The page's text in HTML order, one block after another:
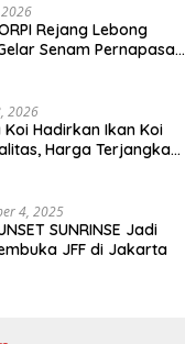
Rejang Lebong
Senam Pernapasan
2026
Koi Hadirkan Ikan Koi
Harga Terjangkau
4, 2025
SUNRINSE Jadi
JFF di Jakarta